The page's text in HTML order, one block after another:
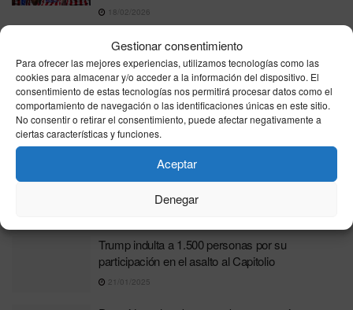
Gestionar consentimiento
Para ofrecer las mejores experiencias, utilizamos tecnologías como las
cookies para almacenar y/o acceder a la información del dispositivo. El
consentimiento de estas tecnologías nos permitirá procesar datos como el
comportamiento de navegación o las identificaciones únicas en este sitio.
No consentir o retirar el consentimiento, puede afectar negativamente a
ciertas características y funciones.
Aceptar
Denegar
18/02/2026
Un hombre asalta a la congresista de Minnesota
Ilhan Omar durante un acto público
28/01/2026
Dos jóvenes evitan la cárcel tras admitir el
violento asalto a un jugador de ruleta en Ceuta
18/11/2025
Terror en Mungia: tres encapuchados armados
asaltan la casa de Álex Berenguer y su esposa
Trump indulta a 1.500 personas por su
participación en el asalto al Capitolio
21/01/2025